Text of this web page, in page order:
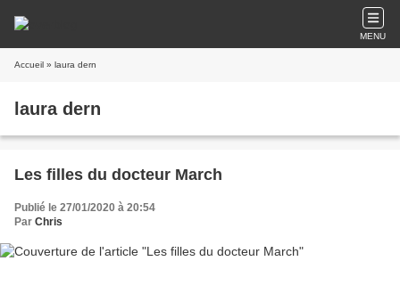
MENU
Accueil » laura dern
laura dern
Les filles du docteur March
Publié le 27/01/2020 à 20:54
Par Chris